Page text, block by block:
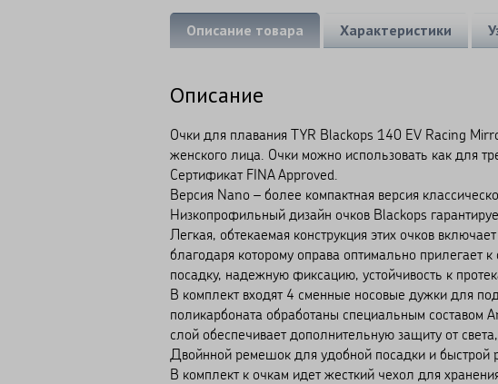
Описание товара Характеристики
Описание
Очки для плавания TYR Blackops 140 EV Racing
женского лица. Очки можно использовать как для
Сертификат FINA Approved.
Версия Nano – более компактная версия
Низкопрофильный дизайн очков Blackops
Легкая, обтекаемая конструкция этих очков
благодаря которому оправа оптимально прилегает
посадку, надежную фиксацию, устойчивость к
В комплект входят 4 сменные носовые дужки для
поликарбоната обработаны специальным составом
слой обеспечивает дополнительную защиту от
Двойнной ремешок для удобной посадки и быстрой
В комплект к очкам идет жесткий чехол для